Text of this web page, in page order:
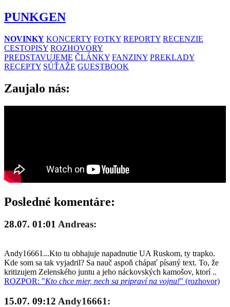
PUNKGEN
NOVINKY KONCERTY FOTKY REPORTY RECENZIE
CESTOPISY ROZHOVORY
PREDSTAVUJEME ČLÁNKY FANZINY PREKLADY
RECEPTY SÚŤAŽE GUESTBOOK
Zaujalo nás:
Posledné komentáre:
28.07. 01:01 Andreas:
Andy16661...Kto tu obhajuje napadnutie UA Ruskom, ty trapko.
Kde som sa tak vyjadril? Sa nauč aspoň chápať písaný text. To, že
kritizujem Zelenského juntu a jeho náckovských kamošov, ktorí ..
ROZPOR: "Kto chce mier, nech sa pripraví na vojnu!" (rozhovor)
15.07. 09:12 Andy16661: